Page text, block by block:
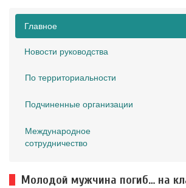
Главное
Новости руководства
По территориальности
Подчиненные организации
Международное
сотрудничество
Молодой мужчина погиб… на